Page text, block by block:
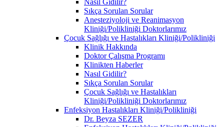
Sıkça Sorulan Sorular
Anesteziyoloji ve Reanimasyon
Kliniği/Polikliniği Doktorlarımız
Çocuk Sağlığı ve Hastalıkları Kliniği/Polikliniği
Klinik Hakkında
Doktor Çalışma Programı
Klinikten Haberler
Nasıl Gidilir?
Sıkça Sorulan Sorular
Çocuk Sağlığı ve Hastalıkları
Kliniği/Polikliniği Doktorlarımız
Enfeksiyon Hastalıkları Kliniği/Polikliniği
Dr. Beyza SEZER